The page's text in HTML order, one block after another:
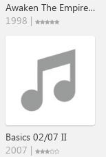
Awaken The Empire Of Dark Wood
1998 |
Basics 02/07 II
2007 |